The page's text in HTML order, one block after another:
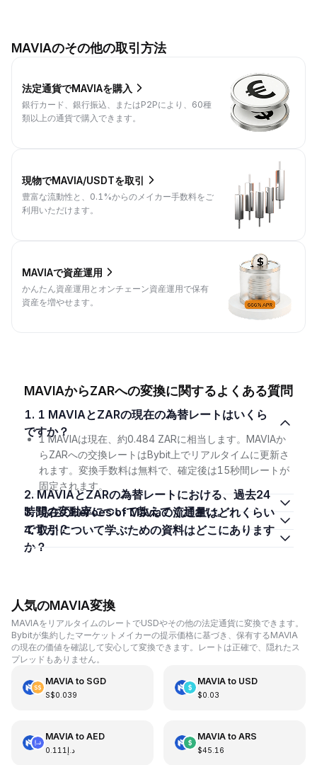
MAVIAのその他の取引方法
法定通貨でMAVIAを購入
銀行カード、銀行振込、またはP2Pにより、60種
類以上の通貨で購入できます。
現物でMAVIA/USDTを取引
豊富な流動性と、0.1%からのメイカー手数料をご
利用いただけます。
MAVIAで資産運用
かんたん資産運用とオンチェーン資産運用で保有
資産を増やせます。
MAVIAからZARへの変換に関するよくある質問
1. 1 MAVIAとZARの現在の為替レートはいくら
ですか？
1 MAVIAは現在、約0.484 ZARに相当します。MAVIAか
らZARへの交換レートはBybit上でリアルタイムに更新さ
れます。変換手数料は無料で、確定後は15秒間レートが
固定されます。
2. MAVIAとZARの為替レートにおける、過去24
時間の変動率について教えてください。
3. 現在のHeroes of Maviaの流通量はどれくらい
ですか？
4. 取引について学ぶための資料はどこにあります
か？
人気のMAVIA変換
MAVIAをリアルタイムのレートでUSDやその他の法定通貨に変換できます。
Bybitが集約したマーケットメイカーの提示価格に基づき、保有するMAVIA
の現在の価値を確認して安心して変換できます。レートは正確で、隠れたス
プレッドもありません。
MAVIAto SGD
S$0.039
MAVIAto USD
$0.03
MAVIAto AED
د.إ0.111
MAVIAto ARS
$45.16